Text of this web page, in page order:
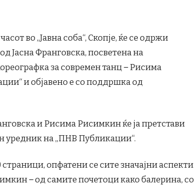
во „Јавна соба“, Скопје, ќе се одржи
Јасна Франговска, посветена на
за современ танц ‒ Рисима
и објавено е со поддршка од
и Рисима Рисимкин ќе ја претстави
уредник на „ПНВ Публикации“.
опфатени се сите значајни аспекти
‒ од самите почетоци како балерина, со